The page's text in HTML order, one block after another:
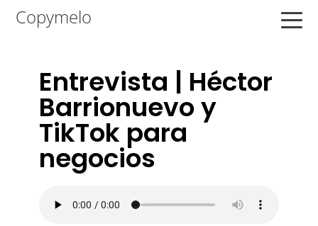
Saltar
navegación
principal
Saltar
principal
Saltar
principal
Copymelo
Entrevista | Héctor
Barrionuevo y
TikTok para
negocios